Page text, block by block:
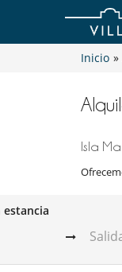
Inicio »
Isla
estancia